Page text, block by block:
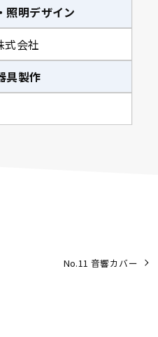
照明デザイン
式会社
具製作
No.11 音響カバー